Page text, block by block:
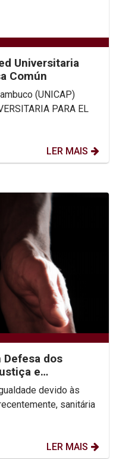
Universitaria
Común
(UNICAP)
PARA EL
LER MAIS
Defesa dos
e
devido às
sanitária
LER MAIS